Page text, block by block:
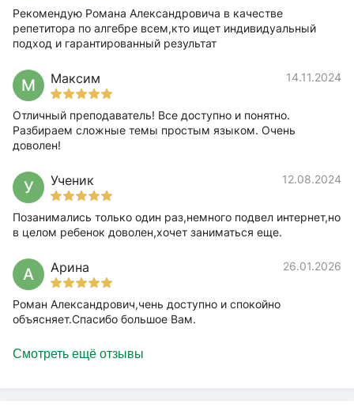
Рекомендую Романа Александровича в качестве
репетитора по алгебре всем,кто ищет индивидуальный
подход и гарантированный результат
М Максим 14.11.2024
Отличный преподаватель! Все доступно и понятно.
Разбираем сложные темы простым языком. Очень
доволен!
У Ученик 12.08.2024
Позанимались только один раз,немного подвел интернет,но
в целом ребенок доволен,хочет заниматься еще.
А Арина 26.01.2026
Роман Александрович,чень доступно и спокойно
объясняет.Спасибо большое Вам.
Смотреть ещё отзывы